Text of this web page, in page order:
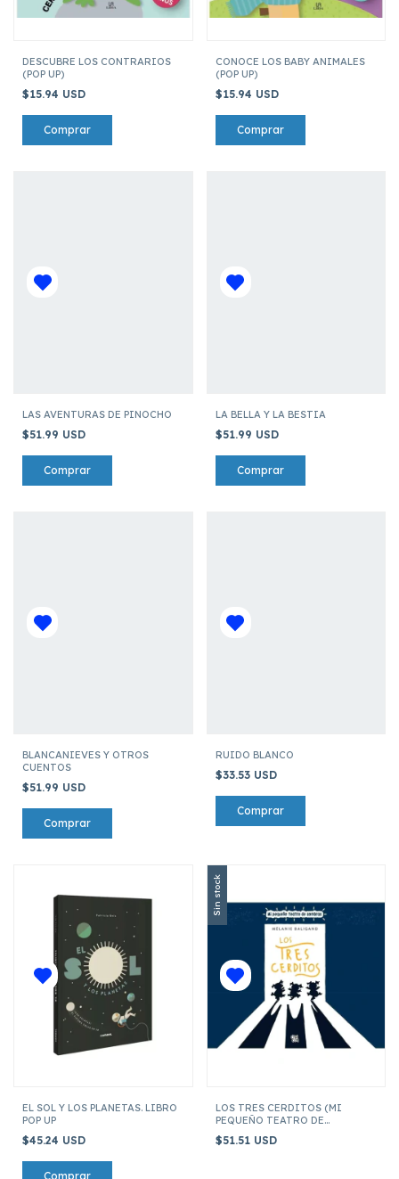
DESCUBRE LOS CONTRARIOS
(POP UP)
$15.94 USD
CONOCE LOS BABY ANIMALES
(POP UP)
$15.94 USD
LAS AVENTURAS DE PINOCHO
$51.99 USD
LA BELLA Y LA BESTIA
$51.99 USD
BLANCANIEVES Y OTROS
CUENTOS
$51.99 USD
RUIDO BLANCO
$33.53 USD
EL SOL Y LOS PLANETAS. LIBRO
POP UP
$45.24 USD
Sin stock
LOS TRES CERDITOS (MI
PEQUEÑO TEATRO DE
$51.51 USD